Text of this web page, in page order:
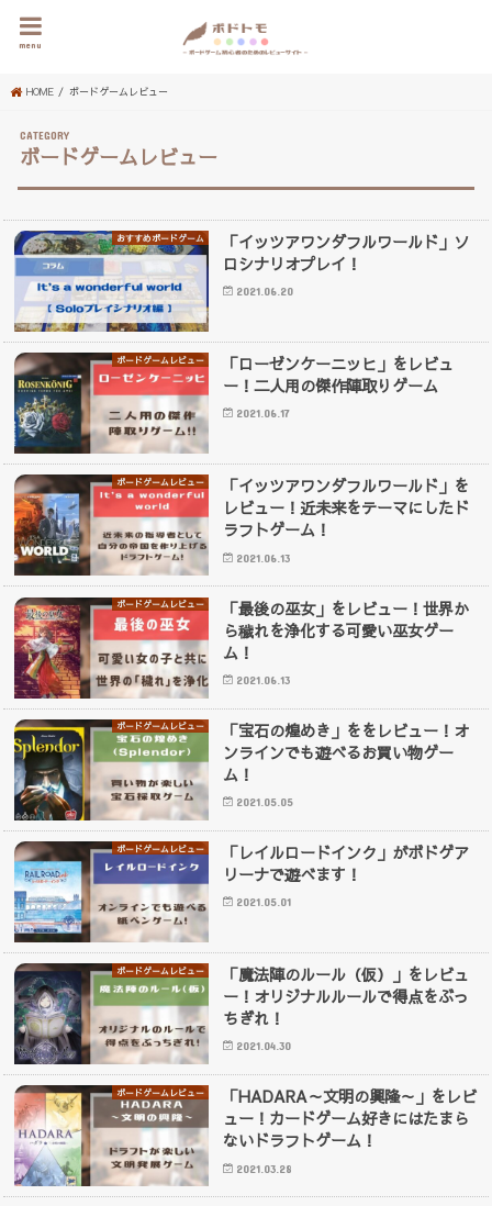
menu
HOME ボードゲームレビュー
ボードゲームレビュー
おすすめボードゲーム
「イッツアワンダフルワールド」ソ
ロシナリオプレイ！
2021.06.20
ボードゲームレビュー
「ローゼンケーニッヒ」をレビュ
ー！二人用の傑作陣取りゲーム
2021.06.17
ボードゲームレビュー
「イッツアワンダフルワールド」を
レビュー！近未来をテーマにしたド
ラフトゲーム！
2021.06.13
ボードゲームレビュー
「最後の巫女」をレビュー！世界か
ら穢れを浄化する可愛い巫女ゲー
ム！
2021.06.13
ボードゲームレビュー
「宝石の煌めき」ををレビュー！オ
ンラインでも遊べるお買い物ゲー
ム！
2021.05.05
ボードゲームレビュー
「レイルロードインク」がボドゲア
リーナで遊べます！
2021.05.01
ボードゲームレビュー
「魔法陣のルール（仮）」をレビュ
ー！オリジナルルールで得点をぶっ
ちぎれ！
2021.04.30
ボードゲームレビュー
「HADARA～文明の興隆～」をレビ
ュー！カードゲーム好きにはたまら
ないドラフトゲーム！
2021.03.28